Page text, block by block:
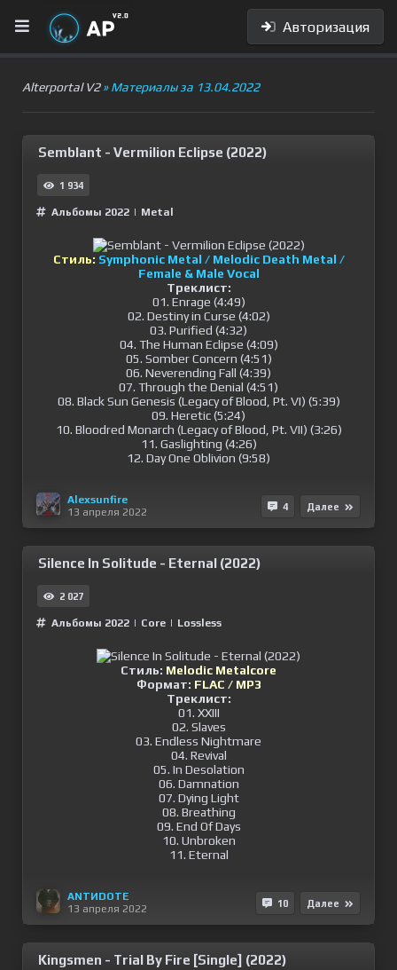
Авторизация
Alterportal V2» Материалы за 13.04.2022
Semblant - Vermilion Eclipse (2022)
1 934
Альбомы 2022 | Metal
Стиль: Symphonic Metal / Melodic Death Metal /
Female & Male Vocal
Треклист:
01. Enrage (4:49)
02. Destiny in Curse (4:02)
03. Purified (4:32)
04. The Human Eclipse (4:09)
05. Somber Concern (4:51)
06. Neverending Fall (4:39)
07. Through the Denial (4:51)
08. Black Sun Genesis (Legacy of Blood, Pt. VI) (5:39)
09. Heretic (5:24)
10. Bloodred Monarch (Legacy of Blood, Pt. VII) (3:26)
11. Gaslighting (4:26)
12. Day One Oblivion (9:58)
Alexsunfire
13 апреля 2022
4 Далее
Silence In Solitude - Eternal (2022)
2 027
Альбомы 2022 | Сore | Lossless
Стиль: Melodic Metalcore
Формат: FLAC / MP3
Треклист:
01. XXIII
02. Slaves
03. Endless Nightmare
04. Revival
05. In Desolation
06. Damnation
07. Dying Light
08. Breathing
09. End Of Days
10. Unbroken
11. Eternal
ANTИDOTE
13 апреля 2022
10 Далее
Kingsmen - Trial By Fire [Single] (2022)